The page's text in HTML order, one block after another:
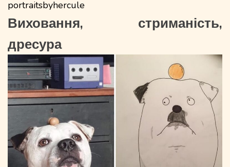
portraitsbyhercule
Виховання, стриманість,
дресура